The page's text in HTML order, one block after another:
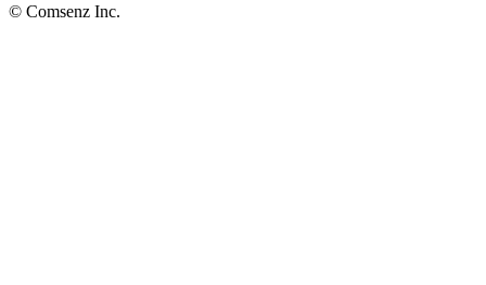
© Comsenz Inc.